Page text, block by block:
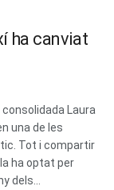
ha canviat
Laura
una de les
Tot i compartir
ha optat per
dels...